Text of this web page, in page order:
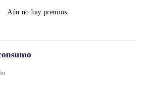
Aún no hay premios